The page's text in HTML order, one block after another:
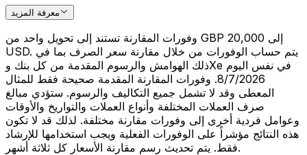
معرفة المزيد
وفورات المقارنة تستند إلى تحويل واحد من GBP 20,000 إلى
USD. يتم حساب الوفورات من خلال مقارنة سعر الصرف بما في
ذلك الهوامش والرسوم المقدمة من كل بنك وXe في نفس اليوم
8/7/2026. وفورات المقارنة المقدمة صحيحة فقط للمثال
المعطى وقد لا تشمل جميع التكاليف والرسوم. ستؤدي مبالغ
صرف العملات المختلفة وأنواع العملات والتواريخ والأوقات
وعوامل فردية أخرى إلى وفورات مقارنة مختلفة. لذلك قد لا تكون
هذه النتائج مؤشراً على الوفورات الفعلية ويجب استخدامها للإرشاد
فقط. يتم تحديث رسم مقارنة الأسعار كل ثلاثة أشهر.